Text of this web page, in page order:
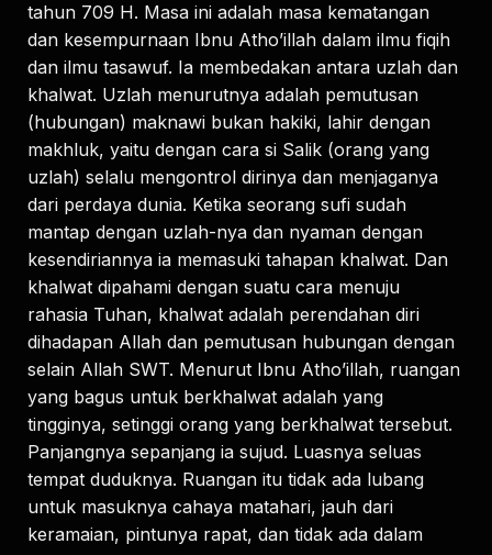
tahun 709 H. Masa ini adalah masa kematangan
dan kesempurnaan Ibnu Atho’illah dalam ilmu fiqih
dan ilmu tasawuf. Ia membedakan antara uzlah dan
khalwat. Uzlah menurutnya adalah pemutusan
(hubungan) maknawi bukan hakiki, lahir dengan
makhluk, yaitu dengan cara si Salik (orang yang
uzlah) selalu mengontrol dirinya dan menjaganya
dari perdaya dunia. Ketika seorang sufi sudah
mantap dengan uzlah-nya dan nyaman dengan
kesendiriannya ia memasuki tahapan khalwat. Dan
khalwat dipahami dengan suatu cara menuju
rahasia Tuhan, khalwat adalah perendahan diri
dihadapan Allah dan pemutusan hubungan dengan
selain Allah SWT. Menurut Ibnu Atho’illah, ruangan
yang bagus untuk berkhalwat adalah yang
tingginya, setinggi orang yang berkhalwat tersebut.
Panjangnya sepanjang ia sujud. Luasnya seluas
tempat duduknya. Ruangan itu tidak ada lubang
untuk masuknya cahaya matahari, jauh dari
keramaian, pintunya rapat, dan tidak ada dalam